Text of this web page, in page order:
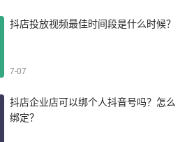
抖店投放视频最佳时间段是什么时候？
7-07
抖店企业店可以绑个人抖音号吗？怎么
绑定？